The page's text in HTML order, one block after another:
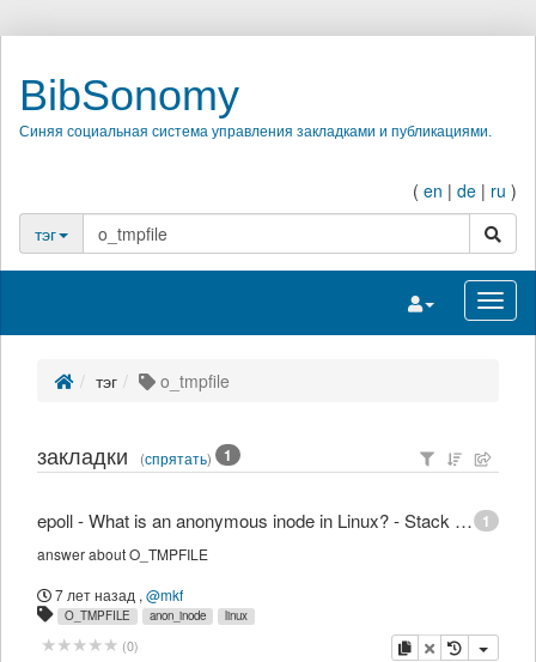
BibSonomy
Синяя социальная система управления закладками и публикациями.
( en | de | ru )
тэг
поиск
Переключить
тэг o_tmpfile
закладки (спрятать) 1
1
epoll - What is an anonymous inode in Linux? - Stack Overflow
answer about O_TMPFILE
7 лет назад , @mkf
O_TMPFILE anon_inode linux
(0) копировать
удалить